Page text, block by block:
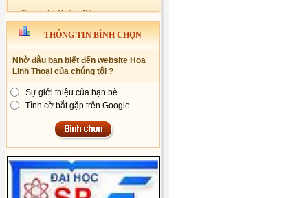
Trang nhà Quảng Đức
Báo Giác Ngộ
THÔNG TIN BÌNH CHỌN
Nhờ đâu bạn biết đến website Hoa
Linh Thoại của chúng tôi ?
Sự giới thiệu của bạn bè
Tình cờ bắt gặp trên Google